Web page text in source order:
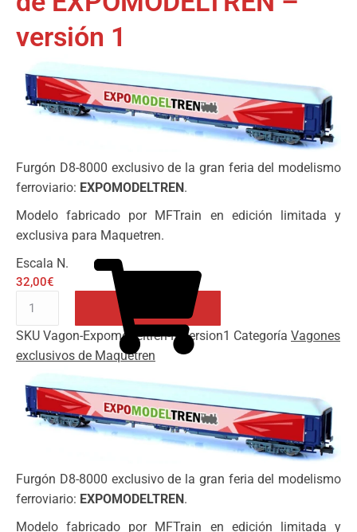
versión 1
Furgón D8-8000 exclusivo de la gran feria del modelismo
ferroviario: EXPOMODELTREN.
Modelo fabricado por MFTrain en edición limitada y
exclusiva para Maquetren.
Escala N.
32,00€
Furgón
8000
exclusivo
EXPOMODELTREN
cantidad
SKU Vagon-Expomodeltren-N-version1 Categoría Vagones
exclusivos de Maquetren
Furgón D8-8000 exclusivo de la gran feria del modelismo
ferroviario: EXPOMODELTREN.
Modelo fabricado por MFTrain en edición limitada y